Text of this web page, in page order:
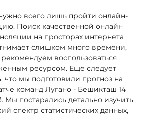
всего лишь пройти онлайн-
Поиск качественной онлайн
на просторах интернета
слишком много времени,
воспользоваться
ресурсом. Ещё следует
что мы подготовили прогноз на
команд Лугано - Бешикташ 14
Мы постарались детально изучить
спектр статистических данных,